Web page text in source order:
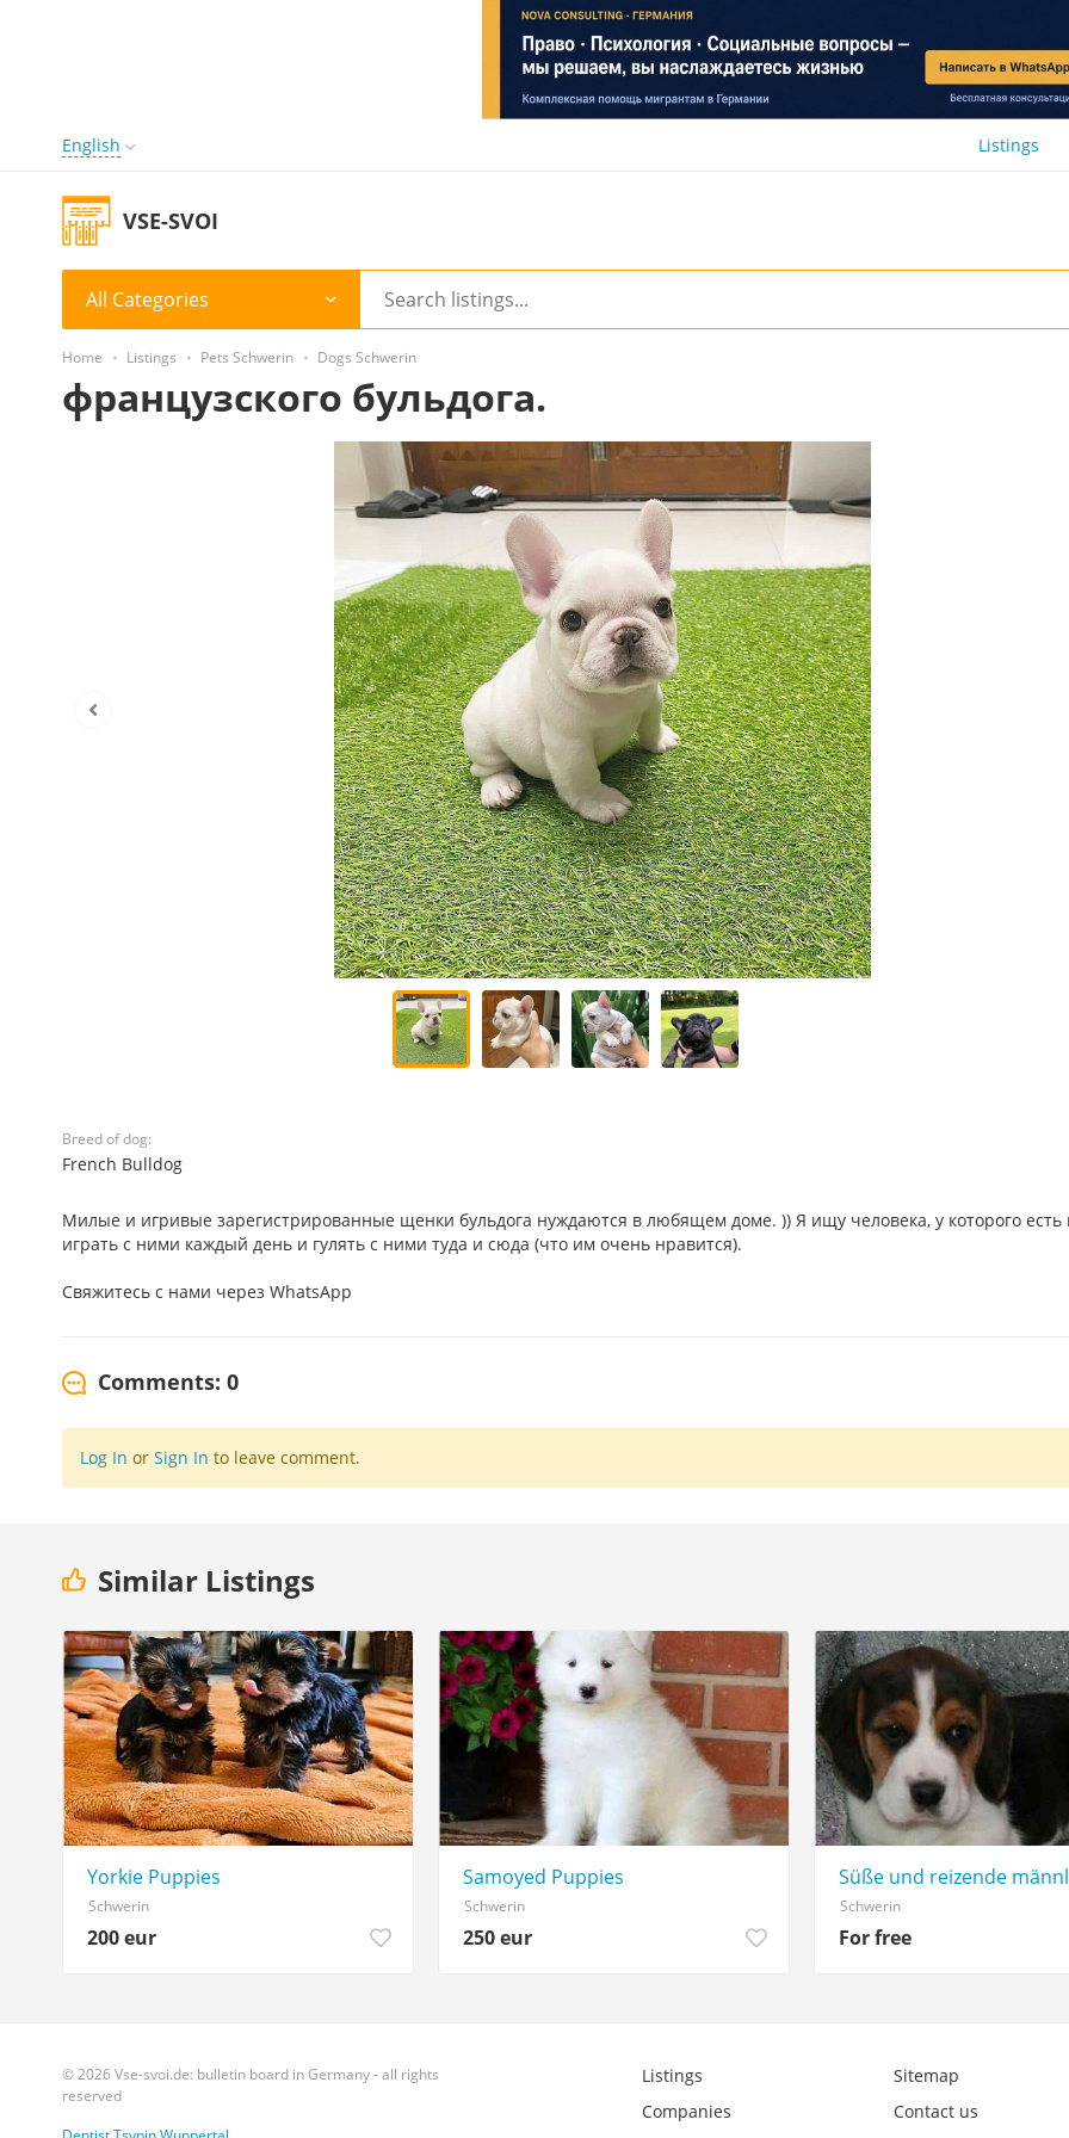
English Listings
VSE-SVOI
All Categories
Home Listings Pets Schwerin Dogs Schwerin
французского бульдога.
Breed of dog:
French Bulldog
Милые и игривые зарегистрированные щенки бульдога нуждаются в любящем доме. )) Я ищу человека, у которого есть
играть с ними каждый день и гулять с ними туда и сюда (что им очень нравится).
Свяжитесь с нами через WhatsApp
Comments: 0
Log In or Sign In to leave comment.
Similar Listings
Yorkie Puppies
Schwerin
200 eur
Samoyed Puppies
Schwerin
250 eur
Süße und reizende
Schwerin
For free
© 2026 Vse-svoi.de: bulletin board in Germany - all rights
reserved
Listings
Companies
Sitemap
Contact us